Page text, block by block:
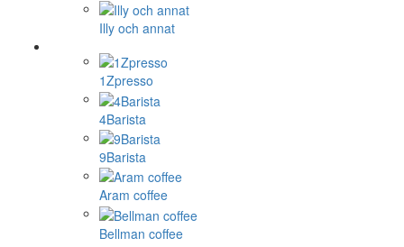
Illy och annat
1Zpresso
4Barista
9Barista
Aram coffee
Bellman coffee